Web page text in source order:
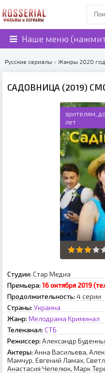
Наше меню
Русские сериалы » Жанры 2020
САДОВНИЦА (2019)
зрителям,
лет
Студии: Стар Медиа
Премьера: 16 октября 2019
Продолжительность: 4 серии
Страны: Украина
Жанр: Мелодрама Криминал
Телеканал: СТБ
Режиссер: Александр
Актеры: Анна Васильева,
Мамчур, Евгений Ламах,
Анастасия Чепелюк, Марк